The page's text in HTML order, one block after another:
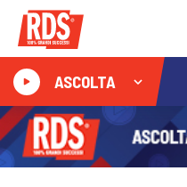
ASCOLTA